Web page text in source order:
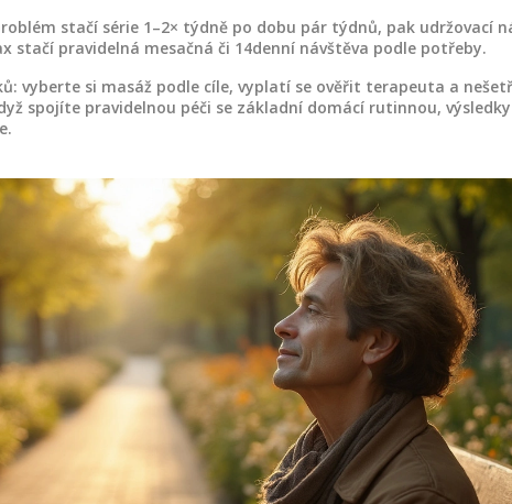
stačí série 1–2× týdně po dobu pár týdnů, pak udržovací
stačí pravidelná mesačná či 14denní návštěva podle potřeby.
vyberte si masáž podle cíle, vyplatí se ověřit terapeuta a
spojíte pravidelnou péči se základní domácí rutinnou,